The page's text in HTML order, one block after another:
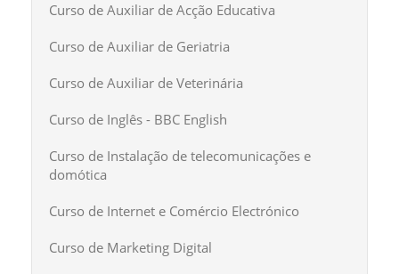
Curso de Auxiliar de Acção Educativa
Curso de Auxiliar de Geriatria
Curso de Auxiliar de Veterinária
Curso de Inglês - BBC English
Curso de Instalação de telecomunicações e
domótica
Curso de Internet e Comércio Electrónico
Curso de Marketing Digital